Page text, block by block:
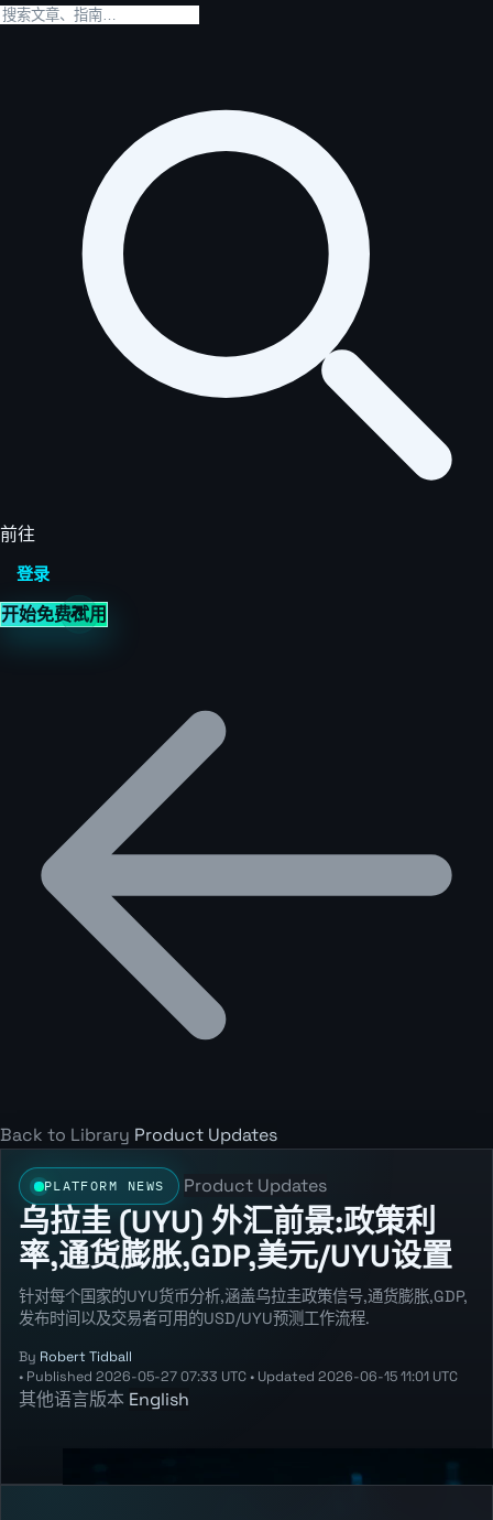
前往
登录
开始免费试用
Back to Library Product Updates
PLATFORM NEWS Product Updates
乌拉圭 (UYU) 外汇前景:政策利
率,通货膨胀,GDP,美元/UYU设置
针对每个国家的UYU货币分析,涵盖乌拉圭政策信号,通货膨胀,GDP,
发布时间以及交易者可用的USD/UYU预测工作流程.
By Robert Tidball
• Published 2026-05-27 07:33 UTC • Updated 2026-06-15 11:01 UTC
其他语言版本 English